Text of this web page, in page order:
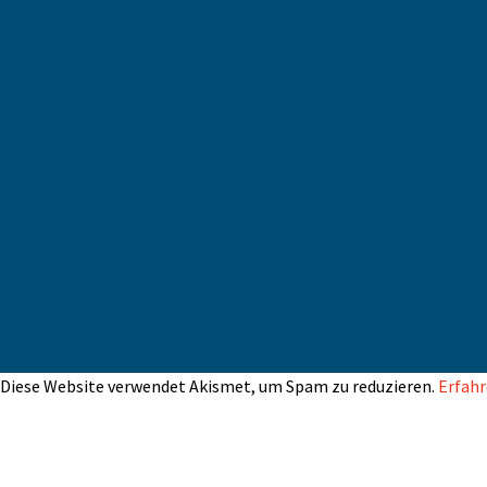
Diese Website verwendet Akismet, um Spam zu reduzieren.